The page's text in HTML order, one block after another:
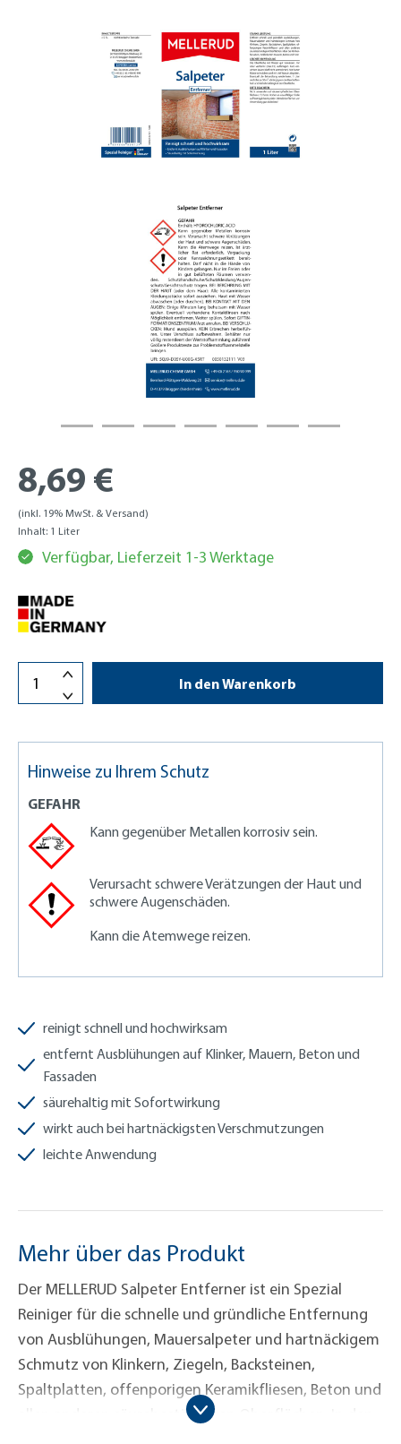
8,69 €
(inkl. 19% MwSt. & Versand)
Inhalt: 1 Liter
Verfügbar, Lieferzeit 1-3 Werktage
In den Warenkorb
reinigt schnell und hochwirksam
entfernt Ausblühungen auf Klinker, Mauern, Beton und
Fassaden
säurehaltig mit Sofortwirkung
wirkt auch bei hartnäckigsten Verschmutzungen
leichte Anwendung
Hinweise zu Ihrem Schutz
GEFAHR
Kann gegenüber Metallen korrosiv sein.
Verursacht schwere Verätzungen der Haut und
schwere Augenschäden.
Kann die Atemwege reizen.
Mehr über das Produkt
Der MELLERUD Salpeter Entferner ist ein Spezial
Reiniger für die schnelle und gründliche Entfernung
von Ausblühungen, Mauersalpeter und hartnäckigem
Schmutz von Klinkern, Ziegeln, Backsteinen,
Spaltplatten, offenporigen Keramikfliesen, Beton und
allen anderen säurebeständigen Oberflächen. In den